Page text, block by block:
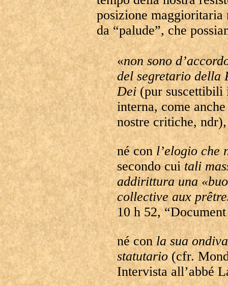
posizione
da “palude”, che
«non sono
del segretario della
Dei(pur suscettibili
interna, come
nostre critiche, ndr),
né conl’elogio che
secondo cuitali
addirittura una
collective aux
10 h 52,
né conla sua
statutario(cfr.
Intervista all’abbé